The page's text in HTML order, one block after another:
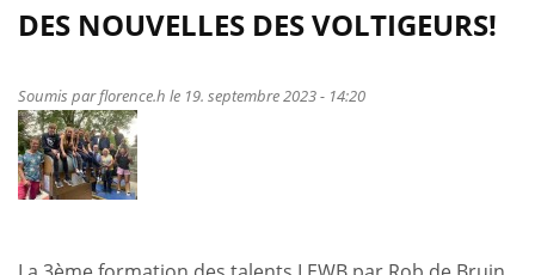
de
Le
de
DES NOUVELLES DES VOLTIGEURS!
Soumis parflorence.h le 19. septembre 2023 - 14:20